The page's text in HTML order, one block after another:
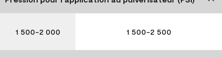
1 500-2 000 1 500-2 500